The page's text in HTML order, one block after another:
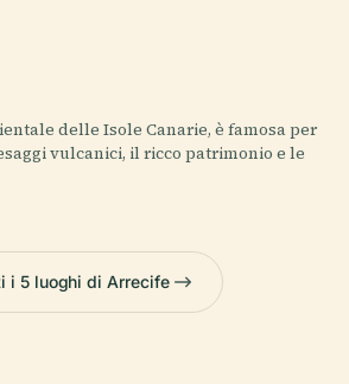
delle Isole Canarie, è famosa per
vulcanici, il ricco patrimonio e le
i 5 luoghi di Arrecife